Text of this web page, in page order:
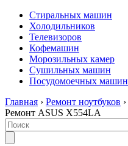
Стиральных машин
Холодильников
Телевизоров
Кофемашин
Морозильных камер
Сушильных машин
Посудомоечных машин
Главная › Ремонт ноутбуков ›
Ремонт ASUS X554LA